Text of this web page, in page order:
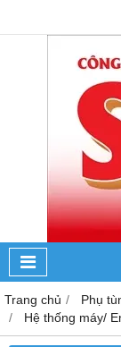
Trang chủ
Phụ
Hệ thống máy/